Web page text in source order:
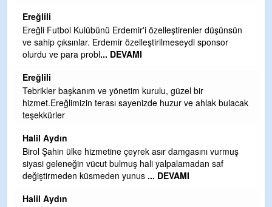
Şaban yavuz
Mekanı cennet olsun kederli ailesine Rabbim Sabri Celil
ihsan eylesin
Sebahattin özarslan
Günaydın hayırlı sabahlar dilerim
H BakiYüksel
babaocağı
Yeni parti için ereğli ilçe teşkilatımızı merak eder dururken
asıl merakımız halk kahramanlarımız ereğli aşkı ile yanıp